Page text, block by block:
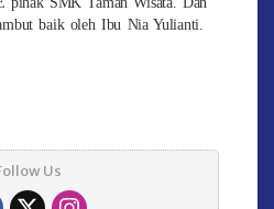
baik oleh Ibu Nia Yulianti.
Us